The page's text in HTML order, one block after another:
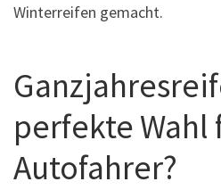
Winterreifen gemacht.
perfekte Wahl
Autofahrer?